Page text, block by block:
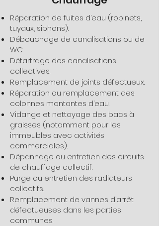
Réparation de fuites d’eau (robinets,
tuyaux, siphons).
Débouchage de canalisations ou de
WC.
Détartrage des canalisations
collectives.
Remplacement de joints défectueux.
Réparation ou remplacement des
colonnes montantes d’eau.
Vidange et nettoyage des bacs à
graisses (notamment pour les
immeubles avec activités
commerciales).
Dépannage ou entretien des circuits
de chauffage collectif.
Purge ou entretien des radiateurs
collectifs.
Remplacement de vannes d’arrêt
défectueuses dans les parties
communes.